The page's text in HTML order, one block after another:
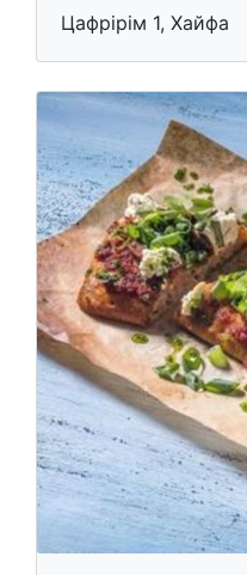
Цафрірім 1, Хайфа